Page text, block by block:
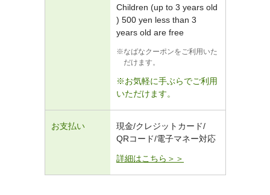
Children (up to 3 years old
) 500 yen less than 3
years old are free
なばなクーポンをご利用いた
だけます。
※お気軽に手ぶらでご利用
いただけます。
お支払い
現金/クレジットカード/
QRコード/電子マネー対応
詳細はこちら＞＞